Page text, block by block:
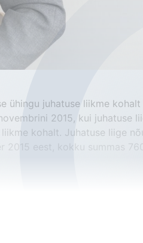
ühingu juhatuse liikme kohalt
2015, kui juhatuse
kohalt. Juhatuse liige
2015 eest, kokku summas